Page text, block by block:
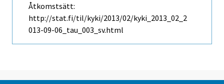
Åtkomstsätt:
http://stat.fi/til/kyki/2013/02/kyki_2013_02_2
013-09-06_tau_003_sv.html